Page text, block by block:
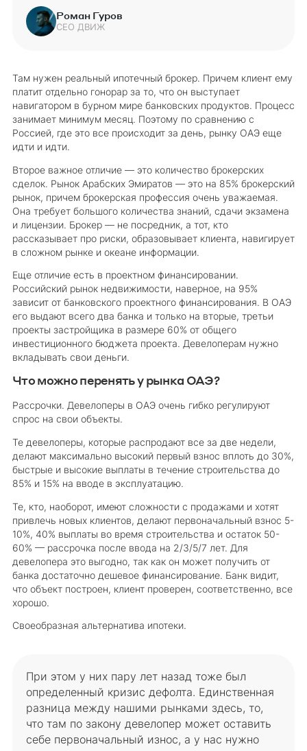
Роман Гуров
CEO ДВИЖ
Там нужен реальный ипотечный брокер. Причем клиент ему
платит отдельно гонорар за то, что он выступает
навигатором в бурном мире банковских продуктов. Процесс
занимает минимум месяц. Поэтому по сравнению с
Россией, где это все происходит за день, рынку ОАЭ еще
идти и идти.
Второе важное отличие — это количество брокерских
сделок. Рынок Арабских Эмиратов — это на 85% брокерский
рынок, причем брокерская профессия очень уважаемая.
Она требует большого количества знаний, сдачи экзамена
и лицензии. Брокер — не посредник, а тот, кто
рассказывает про риски, образовывает клиента, навигирует
в сложном рынке и океане информации.
Еще отличие есть в проектном финансировании.
Российский рынок недвижимости, наверное, на 95%
зависит от банковского проектного финансирования. В ОАЭ
его выдают всего два банка и только на вторые, третьи
проекты застройщика в размере 60% от общего
инвестиционного бюджета проекта. Девелоперам нужно
вкладывать свои деньги.
Что можно перенять у рынка ОАЭ?
Рассрочки. Девелоперы в ОАЭ очень гибко регулируют
спрос на свои объекты.
Те девелоперы, которые распродают все за две недели,
делают максимально высокий первый взнос вплоть до 30%,
быстрые и высокие выплаты в течение строительства до
85% и 15% на вводе в эксплуатацию.
Те, кто, наоборот, имеют сложности с продажами и хотят
привлечь новых клиентов, делают первоначальный взнос 5-
10%, 40% выплаты во время строительства и остаток 50-
60% — рассрочка после ввода на 2/3/5/7 лет. Для
девелопера это выгодно, так как он может получить от
банка достаточно дешевое финансирование. Банк видит,
что объект построен, клиент проверен, соответственно, все
хорошо.
Своеобразная альтернатива ипотеки.
При этом у них пару лет назад тоже был
определенный кризис дефолта. Единственная
разница между нашими рынками здесь, то,
что там по закону девелопер может оставить
себе первоначальный износ, а у нас нужно